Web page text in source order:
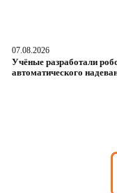
07.08.2026
Учёные разработали
автоматического